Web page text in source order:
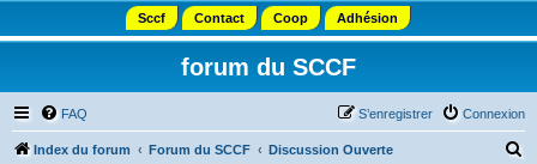
Sccf Contact Coop Adhésion
forum du SCCF
FAQ Connexion
S’enregistrer
Index du forum Forum du SCCF Discussion Ouverte